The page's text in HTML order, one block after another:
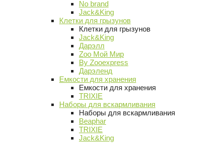
No brand
Jack&King
Клетки для грызунов
Клетки для грызунов
Jack&King
Дарэлл
Zoo Мой Мир
By Zooexpress
Дарэленд
Емкости для хранения
Емкости для хранения
TRIXIE
Наборы для вскармливания
Наборы для вскармливания
Beaphar
TRIXIE
Jack&King